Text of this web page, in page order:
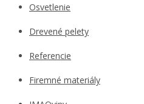
Osvetlenie
Drevené pelety
Referencie
Firemné materiály